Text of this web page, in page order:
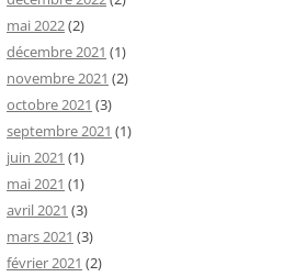
mai 2022(2)
décembre 2021 (1)
novembre 2021 (2)
octobre 2021 (3)
septembre 2021 (1)
juin 2021 (1)
mai 2021 (1)
avril 2021 (3)
mars 2021 (3)
février 2021 (2)